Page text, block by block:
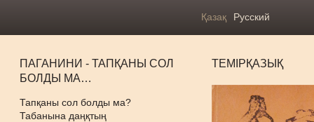
Қазақ Русский
ПАГАНИНИ - ТАПҚАНЫ СОЛ
БОЛДЫ МА…
Тапқаны сол болды ма?
Табанына даңқтың
ТЕМІРҚАЗЫҚ